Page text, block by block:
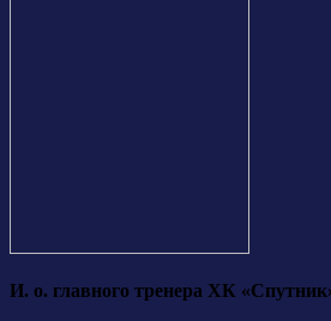
И. о. главного тренера ХК